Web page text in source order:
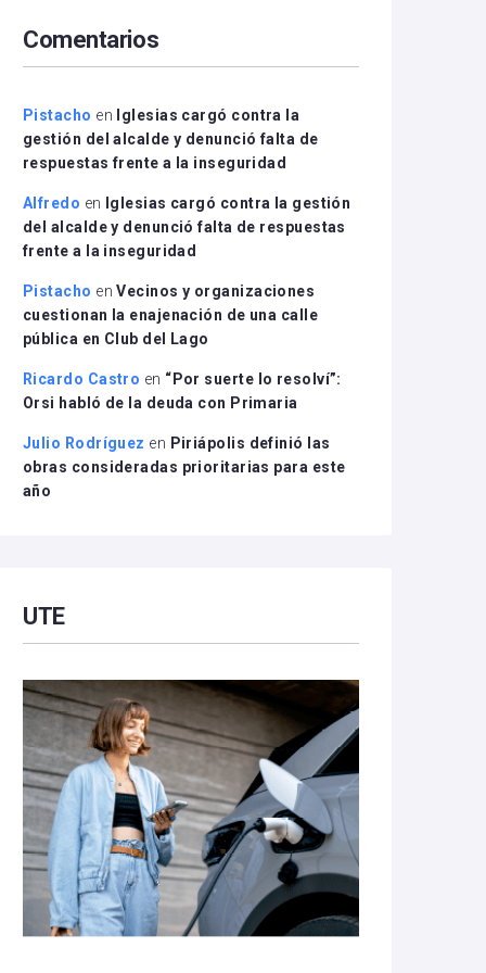
disminuir
el
Comentarios
Pistacho en
Iglesias cargó contra la
gestión del alcalde y denunció falta de
respuestas frente a la inseguridad
Alfredo en
Iglesias cargó contra la gestión
del alcalde y denunció falta de respuestas
frente a la inseguridad
Pistacho enVecinos y organizaciones
cuestionan la enajenación de una calle
pública en Club del Lago
Ricardo Castro en “Por suerte lo resolví”:
Orsi habló de la deuda con Primaria
Julio Rodríguez en Piriápolis definió las
obras consideradas prioritarias para este
año
UTE